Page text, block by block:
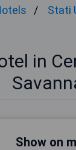
Stati
in
Show on